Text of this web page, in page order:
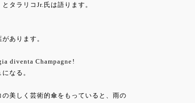
タラリコJr.氏は語ります。
あります。
diventa Champagne!
なる。
美しく芸術的傘をもっていると、雨の